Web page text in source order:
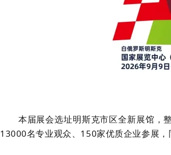
本届展会选址明斯克市区全新展馆，整
13000名专业观众、 150家优质企业参展，